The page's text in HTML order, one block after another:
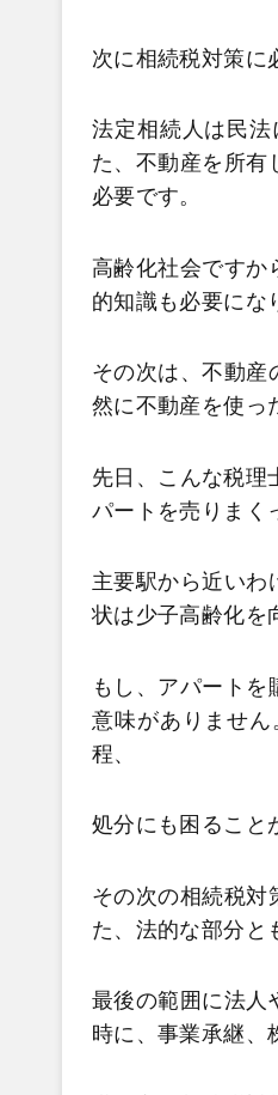
次に相続税対策に
法定相続人は民
た、不動産を所有
必要です。
高齢化社会ですか
的知識も必要にな
その次は、不動産
然に不動産を使っ
先日、こんな税理
パートを売りまく
主要駅から近いわ
状は少子高齢化を
もし、アパートを
意味がありませ
程、
処分にも困ること
その次の相続税対
た、法的な部分と
最後の範囲に法人
時に、事業承継、